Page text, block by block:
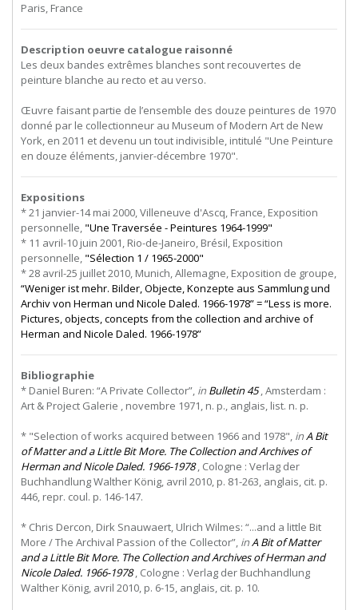
Paris, France
Description oeuvre catalogue raisonné
Les deux bandes extrêmes blanches sont recouvertes de
peinture blanche au recto et au verso.
Œuvre faisant partie de l’ensemble des douze peintures de 1970
donné par le collectionneur au Museum of Modern Art de New
York, en 2011 et devenu un tout indivisible, intitulé "Une Peinture
en douze éléments, janvier-décembre 1970".
Expositions
* 21 janvier-14 mai 2000, Villeneuve d'Ascq, France, Exposition
personnelle, "Une Traversée - Peintures 1964-1999"
* 11 avril-10 juin 2001, Rio-de-Janeiro, Brésil, Exposition
personnelle, "Sélection 1 / 1965-2000"
* 28 avril-25 juillet 2010, Munich, Allemagne, Exposition de groupe,
“Weniger ist mehr. Bilder, Objecte, Konzepte aus Sammlung und
Archiv von Herman und Nicole Daled. 1966-1978” = “Less is more.
Pictures, objects, concepts from the collection and archive of
Herman and Nicole Daled. 1966-1978”
Bibliographie
* Daniel Buren: “A Private Collector”, in Bulletin 45, Amsterdam :
Art & Project Galerie , novembre 1971, n. p., anglais, list. n. p.
* "Selection of works acquired between 1966 and 1978", inA Bit
of Matter and a Little Bit More. The Collection and Archives of
Herman and Nicole Daled. 1966-1978, Cologne : Verlag der
Buchhandlung Walther König, avril 2010, p. 81-263, anglais, cit. p.
446, repr. coul. p. 146-147.
* Chris Dercon, Dirk Snauwaert, Ulrich Wilmes: “...and a little Bit
More / The Archival Passion of the Collector”, inA Bit of Matter
and a Little Bit More. The Collection and Archives of Herman and
Nicole Daled. 1966-1978, Cologne : Verlag der Buchhandlung
Walther König, avril 2010, p. 6-15, anglais, cit. p. 10.